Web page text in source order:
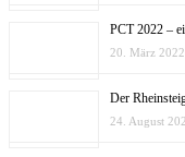
PCT 2022 –
20. März 2022
Der
24. August